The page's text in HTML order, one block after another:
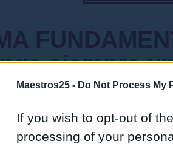
Maestros25 - Do Not Process My
If you wish to opt-out of
processing of your
siempre
mensajes
instituciones